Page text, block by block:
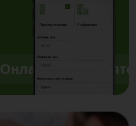
Онлайн-